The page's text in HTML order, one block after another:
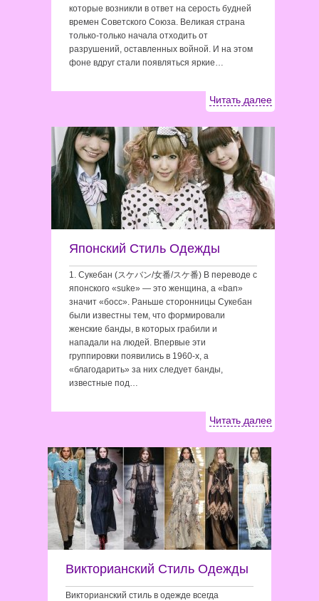
которые возникли в ответ на серость будней
времен Советского Союза. Великая страна
только-только начала отходить от
разрушений, оставленных войной. И на этом
фоне вдруг стали появляться яркие…
Читать далее
Японский Стиль Одежды
1. Сукебан (スケバン/女番/スケ番) В переводе с
японского «suke» — это женщина, а «ban»
значит «босс». Раньше сторонницы Сукебан
были известны тем, что формировали
женские банды, в которых грабили и
нападали на людей. Впервые эти
группировки появились в 1960-х, а
«благодарить» за них следует банды,
известные под…
Читать далее
Викторианский Стиль Одежды
Викторианский стиль в одежде всегда